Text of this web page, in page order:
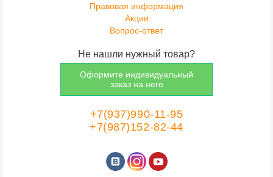
+7(937)990-11-95
+7(987)152-82-44
Правовая информация
Акции
Вопрос-ответ
Не нашли нужный товар?
Оформите индивидуальный
заказ на него